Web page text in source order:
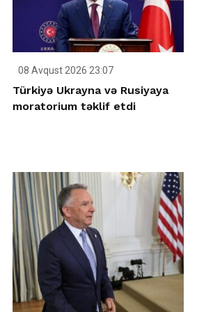
08 Avqust 2026 23:07
Türkiyə Ukrayna və Rusiyaya
moratorium təklif etdi